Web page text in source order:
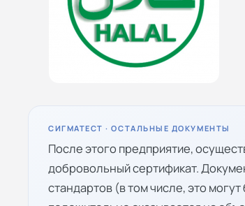
СИГМАТЕСТ · ОСТАЛЬНЫЕ ДОКУМЕНТЫ
После этого предприятие,
добровольный сертификат.
стандартов (в том числе, это